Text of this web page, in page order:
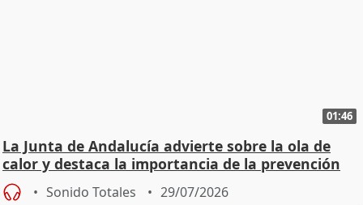
01:46
La Junta de Andalucía advierte sobre la ola de
calor y destaca la importancia de la prevención
Sonido Totales 29/07/2026